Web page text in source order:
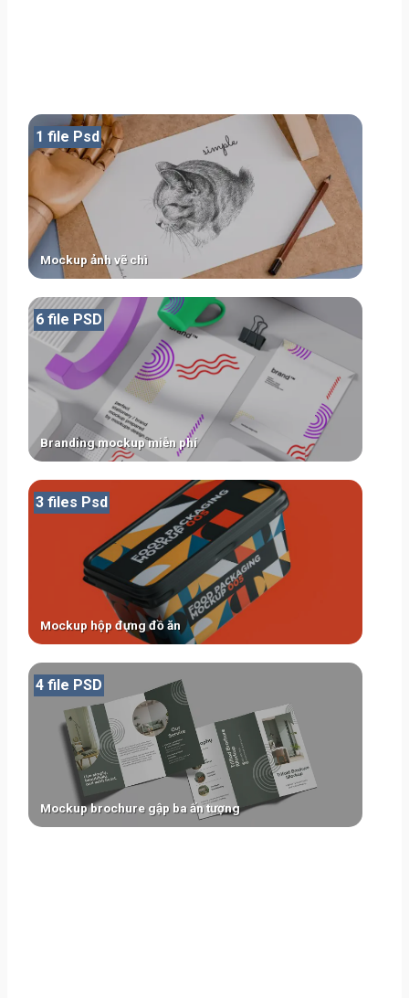
Mockup ảnh vẽ chì
1 file Psd
Branding mockup miễn phí
6 file PSD
Mockup hộp đựng đồ ăn
3 files Psd
Mockup brochure gập ba ấn tượng
4 file PSD